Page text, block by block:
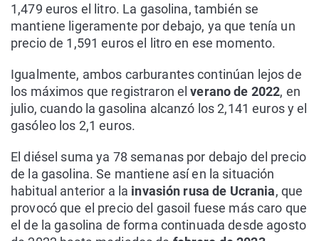
1,479 euros el litro. La gasolina, también se
mantiene ligeramente por debajo, ya que tenía un
precio de 1,591 euros el litro en ese momento.
Igualmente, ambos carburantes continúan lejos de
los máximos que registraron elverano de 2022, en
julio, cuando la gasolina alcanzó los 2,141 euros y el
gasóleo los 2,1 euros.
El diésel suma ya 78 semanas por debajo del precio
de la gasolina. Se mantiene así en la situación
habitual anterior a la invasión rusa de Ucrania, que
provocó que el precio del gasoil fuese más caro que
el de la gasolina de forma continuada desde agosto